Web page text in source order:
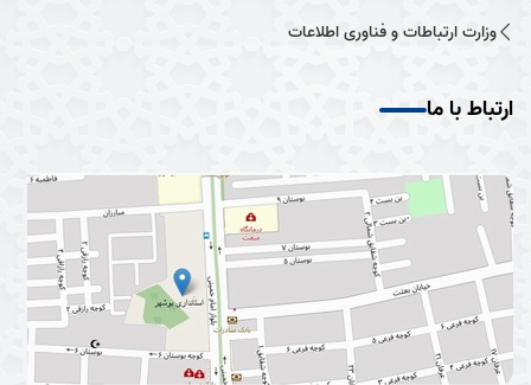
وزارت ارتباطات و فناوری اطلاعات
ارتباط با ما